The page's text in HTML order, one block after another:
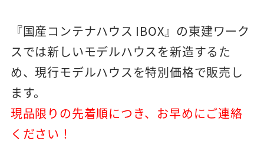
『国産コンテナハウス IBOX』の東建ワーク
スでは新しいモデルハウスを新造するた
め、現行モデルハウスを特別価格で販売し
ます。
現品限りの先着順につき、 お早めにご連絡
ください！